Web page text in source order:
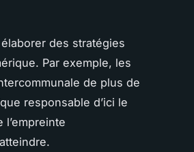
des stratégies
Par exemple, les
de plus de
responsable d’ici le